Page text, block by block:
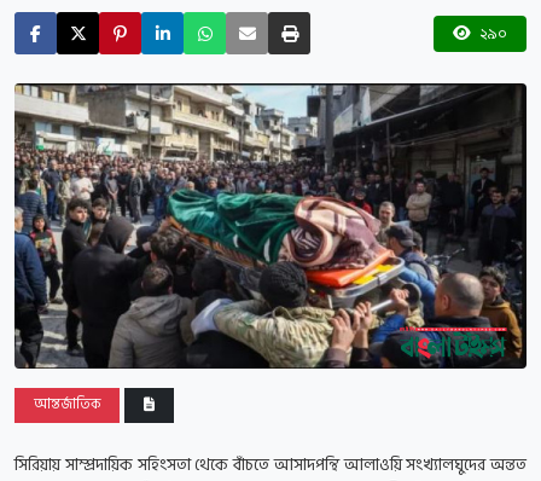
২৯০
আন্তর্জাতিক
সিরিয়ায় সাম্প্রদায়িক সহিংসতা থেকে বাঁচতে আসাদপন্থি আলাওয়ি সংখ্যালঘুদের অন্তত